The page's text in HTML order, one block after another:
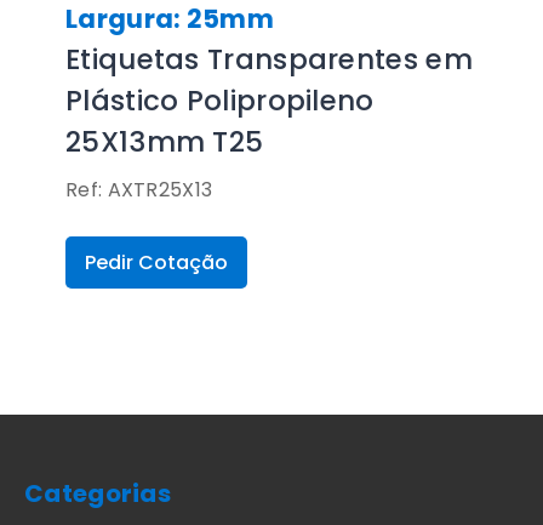
Largura: 25mm
Etiquetas Transparentes em
Plástico Polipropileno
25X13mm T25
Ref: AXTR25X13
Pedir Cotação
Categorias